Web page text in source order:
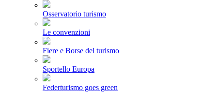
Osservatorio turismo
Le convenzioni
Fiere e Borse del turismo
Sportello Europa
Federturismo goes green